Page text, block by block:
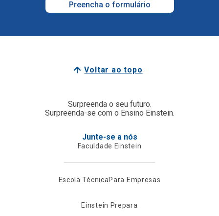
Preencha o formulário
Voltar ao topo
Surpreenda o seu futuro.
Surpreenda-se com o Ensino Einstein.
Junte-se a nós
Faculdade Einstein
Escola TécnicaPara Empresas
Einstein Prepara